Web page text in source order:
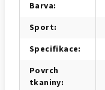
Barva:
Sport:
Specifikace:
Povrch
tkaniny: